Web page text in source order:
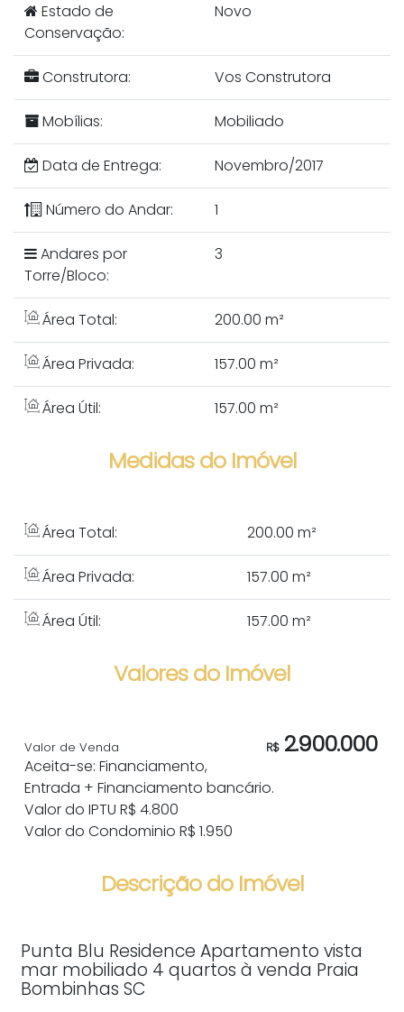
Estado de
Conservação:
Novo
Construtora: Vos Construtora
Mobílias: Mobiliado
Data de Entrega: Novembro/2017
Número do Andar: 1
Andares por
Torre/Bloco:
3
Área Total: 200.00 m²
Área Privada: 157.00 m²
Área Útil: 157.00 m²
Medidas do Imóvel
Área Total: 200.00 m²
Área Privada: 157.00 m²
Área Útil: 157.00 m²
Valores do Imóvel
R$2.900.000
Valor de Venda
Aceita-se: Financiamento,
Entrada + Financiamento bancário.
Valor do IPTU R$ 4.800
Valor do Condominio R$ 1.950
Descrição do Imóvel
Punta Blu Residence Apartamento vista
mar mobiliado 4 quartos à venda Praia
Bombinhas SC